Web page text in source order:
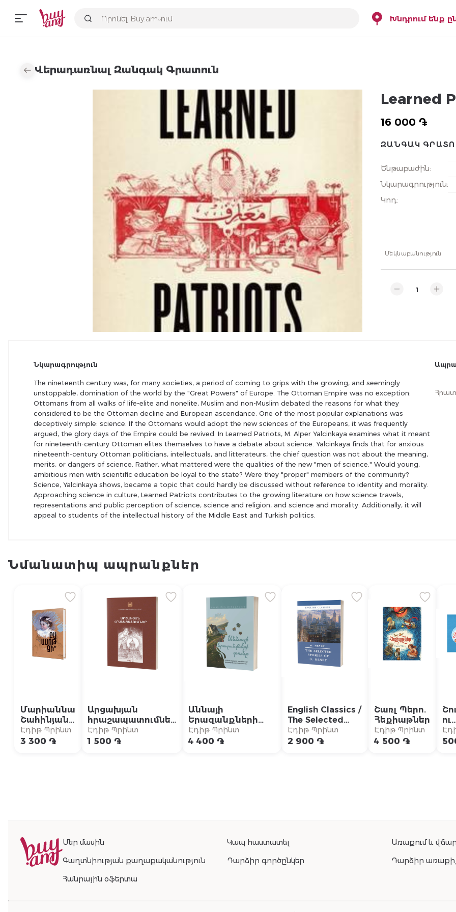
Խնդրում ենք
Վերադառնալ Զանգակ Գրատուն
Learned
16 000 ֏
ԶԱՆԳԱԿ
Ենթաբաժին:
Նկարագրություն:
Կոդ:
Մեկնաբանություն
Նկարագրություն
The nineteenth century was, for many societies, a period of coming to grips with the growing, and seemingly
unstoppable, domination of the world by the "Great Powers" of Europe. The Ottoman Empire was no exception:
Ottomans from all walks of life-elite and nonelite, Muslim and non-Muslim debated the reasons for what they
considered to be the Ottoman decline and European ascendance. One of the most popular explanations was
deceptively simple: science. If the Ottomans would adopt the new sciences of the Europeans, it was frequently
argued, the glory days of the Empire could be revived. In Learned Patriots, M. Alper Yalcinkaya examines what it meant
for nineteenth-century Ottoman elites themselves to have a debate about science. Yalcinkaya finds that for anxious
nineteenth-century Ottoman politicians, intellectuals, and litterateurs, the chief question was not about the meaning,
merits, or dangers of science. Rather, what mattered were the qualities of the new "men of science." Would young,
ambitious men with scientific education be loyal to the state? Were they "proper" members of the community?
Science, Yalcinkaya shows, became a topic that could hardly be discussed without reference to identity and morality.
Approaching science in culture, Learned Patriots contributes to the growing literature on how science travels,
representations and public perception of science, science and religion, and science and morality. Additionally, it will
appeal to students of the intellectual history of the Middle East and Turkish politics.
Նմանատիպ ապրանքներ
Մարիաննա
Շահինյան /
Բա ամոթ
չի՞
Էդիթ Պրինտ
3 300 ֏
Արցախյան
հրաշապատումներ
/ Մաս Ա (Արցախի
թեմի
Էդիթ Պրինտ
1 500 ֏
Աննայի
Երազանքների
տունը {5} /
«Աննան Խշշացող
Էդիթ Պրինտ
4 400 ֏
English Classics /
The Selected
Stories of
O.Henry / Օ.
Էդիթ Պրինտ
2 900 ֏
Շառլ Պերո.
Հեքիաթներ
Էդիթ Պրինտ
4 500 ֏
ու
Մեր մասին Կապ հաստատել
Առաքում և
Գաղտնիության քաղաքականություն
Դարձիր գործընկեր
Դարձիր
Հանրային օֆերտա